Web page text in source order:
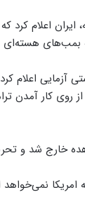
اعلام کرد
بمب‌های هسته‌ای
آزمایی اعلام
روی کار آمدن
خارج شد و
نمی‌خواهد